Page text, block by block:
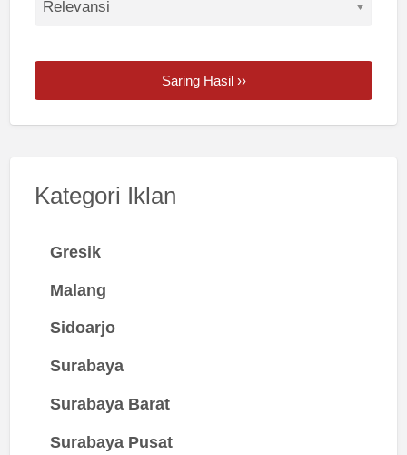
Saring Hasil ››
Kategori Iklan
Gresik
Malang
Sidoarjo
Surabaya
Surabaya Barat
Surabaya Pusat